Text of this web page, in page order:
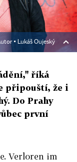
▪ Lukáš Oujeský
říká
připouští, že i
Do Prahy
první
Verloren im